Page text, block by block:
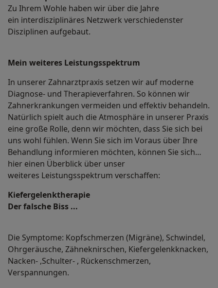
Zu Ihrem Wohle haben wir über die Jahre
ein interdisziplinäres Netzwerk verschiedenster
Disziplinen aufgebaut.
Mein weiteres Leistungs­spektrum
In unserer Zahnarztpraxis setzen wir auf moderne
Diagnose- und Therapieverfahren. So können wir
Zahnerkrankungen vermeiden und effektiv behandeln.
Natürlich spielt auch die Atmosphäre in unserer Praxis
eine große Rolle, denn wir möchten, dass Sie sich bei
uns wohl fühlen. Wenn Sie sich im Voraus über Ihre
Behandlung informieren möchten, können Sie sich
hier einen Überblick über unser
weiteres Leistungsspektrum verschaffen:
Kiefergelenktherapie
Der falsche Biss ...
Die Symptome: Kopfschmerzen (Migräne), Schwindel,
Ohrgeräusche, Zähneknirschen, Kiefergelenkknacken,
Nacken- ,Schulter- , Rückenschmerzen,
Verspannungen.